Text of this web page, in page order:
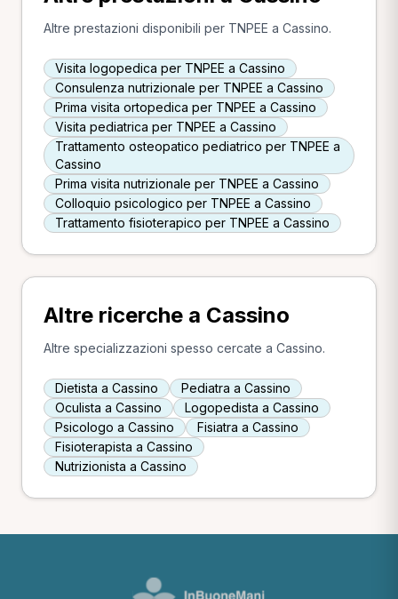
Altre prestazioni disponibili per TNPEE a Cassino.
Visita logopedica per TNPEE a Cassino
Consulenza nutrizionale per TNPEE a Cassino
Prima visita ortopedica per TNPEE a Cassino
Visita pediatrica per TNPEE a Cassino
Trattamento osteopatico pediatrico per TNPEE a
Cassino
Prima visita nutrizionale per TNPEE a Cassino
Colloquio psicologico per TNPEE a Cassino
Trattamento fisioterapico per TNPEE a Cassino
Altre ricerche a Cassino
Altre specializzazioni spesso cercate a Cassino.
Dietista a Cassino
Pediatra a Cassino
Oculista a Cassino
Logopedista a Cassino
Psicologo a Cassino
Fisiatra a Cassino
Fisioterapista a Cassino
Nutrizionista a Cassino